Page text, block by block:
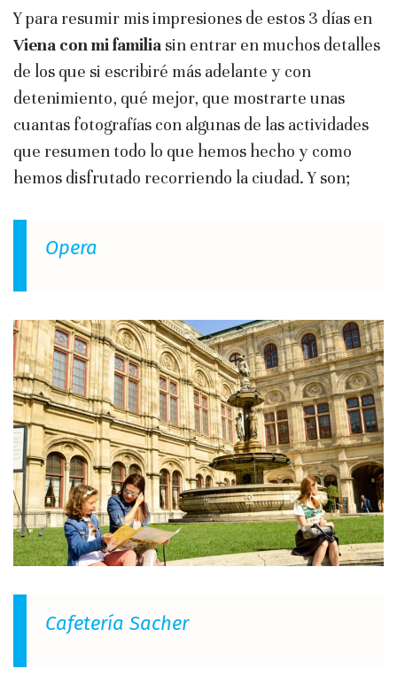
Y para resumir mis impresiones de estos 3 días en
Viena con mi familia sin entrar en muchos detalles
de los que si escribiré más adelante y con
detenimiento, qué mejor, que mostrarte unas
cuantas fotografías con algunas de las actividades
que resumen todo lo que hemos hecho y como
hemos disfrutado recorriendo la ciudad. Y son;
Opera
Cafetería Sacher